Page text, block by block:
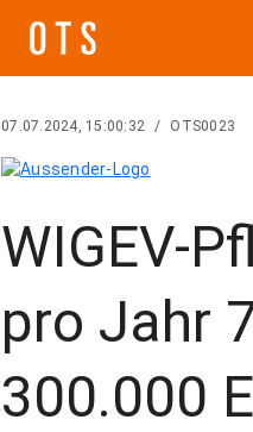
07.07.2024, 15:00:32 / OTS0023
WIGEV-
pro Jahr
300.000